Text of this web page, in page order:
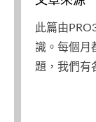
此篇由
識。每個月
題，我們有